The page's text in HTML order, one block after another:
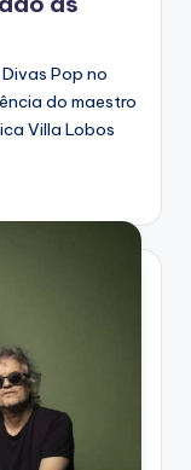
Pop no
do maestro
Villa Lobos